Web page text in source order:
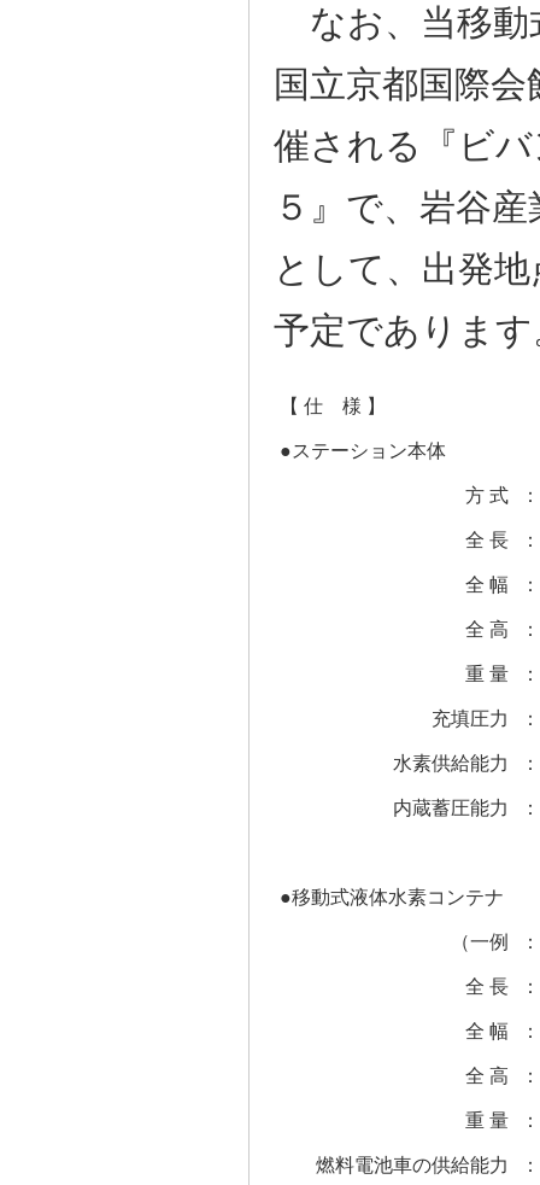
なお、当移動
国立京都国際
催される『ビ
５』で、岩谷
として、出発
予定であります
【 仕 様 】
●ステーション本体
方 式 ：
全 長 ：
全 幅 ：
全 高 ：
重 量 ：
充填圧力 ：
水素供給能力 ：
内蔵蓄圧能力 ：
●移動式液体水素コンテナ
（一例 ：
全 長 ：
全 幅 ：
全 高 ：
重 量 ：
燃料電池車の供給能力 ：